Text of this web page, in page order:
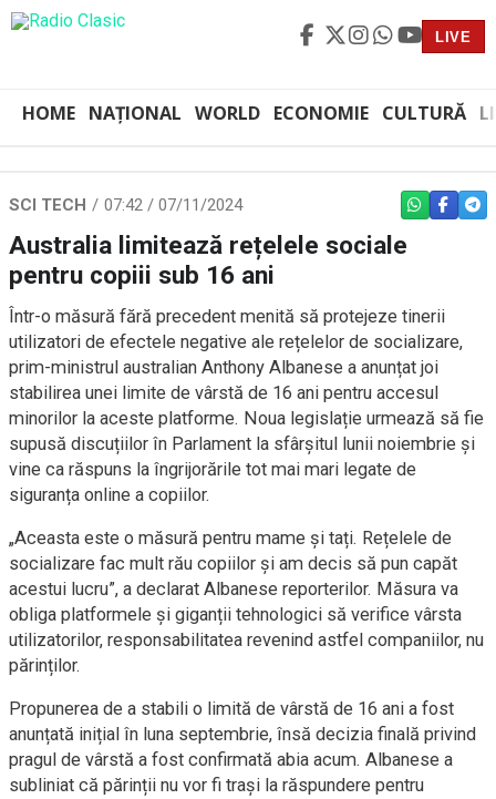
LIVE
HOME NAȚIONAL WORLD ECONOMIE CULTURĂ
SCI TECH 07:42 / 07/11/2024 WHATSAPP
Australia limitează rețelele sociale
pentru copiii sub 16 ani
Într-o măsură fără precedent menită să protejeze tinerii
utilizatori de efectele negative ale rețelelor de socializare,
prim-ministrul australian Anthony Albanese a anunțat joi
stabilirea unei limite de vârstă de 16 ani pentru accesul
minorilor la aceste platforme. Noua legislație urmează să fie
supusă discuțiilor în Parlament la sfârșitul lunii noiembrie și
vine ca răspuns la îngrijorările tot mai mari legate de
siguranța online a copiilor.
„Aceasta este o măsură pentru mame și tați. Rețelele de
socializare fac mult rău copiilor și am decis să pun capăt
acestui lucru”, a declarat Albanese reporterilor. Măsura va
obliga platformele și giganții tehnologici să verifice vârsta
utilizatorilor, responsabilitatea revenind astfel companiilor, nu
părinților.
Propunerea de a stabili o limită de vârstă de 16 ani a fost
anunțată inițial în luna septembrie, însă decizia finală privind
pragul de vârstă a fost confirmată abia acum. Albanese a
subliniat că părinții nu vor fi trași la răspundere pentru